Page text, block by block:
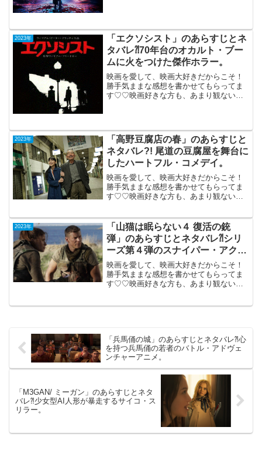
2023年
「エクソシスト」のあらすじとネ
タバレ⁈70年台のオカルト・ブー
ムに火をつけた傑作ホラー。
映画を愛して、映画大好きだからこそ！
勝手気ままな感想を書かせてもらってま
す♡♡映画好きな方も、あまり観ない方
の...
2023年
「高野豆腐店の春」のあらすじと
ネタバレ?! 尾道の豆腐屋を舞台に
したハートフル・コメデイ。
映画を愛して、映画大好きだからこそ！
勝手気ままな感想を書かせてもらってま
す♡♡映画好きな方も、あまり観ない方
豆腐屋を舞台にしたハートフル・コメデ
イ。尾道...
2023年
「山猫は眠らない４ 復活の銃
弾」のあらすじとネタバレ⁈シリ
ーズ第４弾のスナイパー・アクシ
ョン。
映画を愛して、映画大好きだからこそ！
勝手気ままな感想を書かせてもらってま
す♡♡映画好きな方も、あまり観ない方
「兵馬俑の城」のあらすじとネタバレ⁈心
を持つ兵馬俑の若者のバトル・アドヴェ
ンチャーアニメ。
「M3GAN/ ミーガン」のあらすじとネタ
バレ⁈少女型AI人形が暴走するサイコ・ス
リラー。